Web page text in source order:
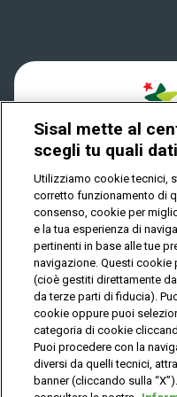
Play Your Date
Privacy
IL GIOCO È
© Copyright Sisal
Privacy
Sisal mette al
scegli tu quali
Utilizziamo cookie tecnici,
corretto funzionamento di
consenso, cookie per
e la tua esperienza di
pertinenti in base alle tue
navigazione. Questi
(cioè gestiti direttamente
da terze parti di fiducia).
cookie oppure puoi
categoria di cookie
Puoi procedere con la
diversi da quelli tecnici,
banner (cliccando sulla